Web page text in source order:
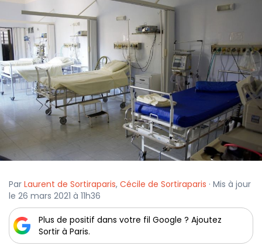
Par Laurent de Sortiraparis, Cécile de Sortiraparis · Mis à jour
le 26 mars 2021 à 11h36
Plus de positif dans votre fil Google ? Ajoutez
Sortir à Paris.